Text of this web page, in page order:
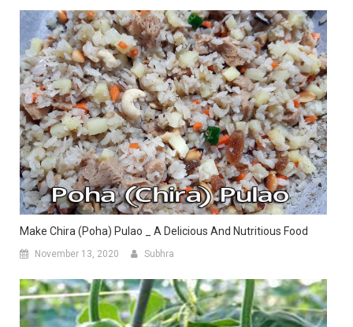
Make Chira (Poha) Pulao _ A Delicious And Nutritious Food
November 13, 2020 Subhra